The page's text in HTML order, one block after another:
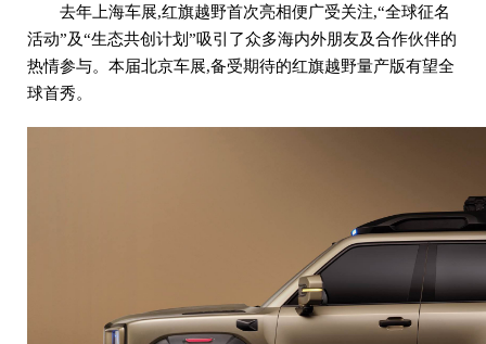
去年上海车展,红旗越野首次亮相便广受关注,“全球征名
活动”及“生态共创计划”吸引了众多海内外朋友及合作伙伴的
热情参与。本届北京车展,备受期待的红旗越野量产版有望全
球首秀。